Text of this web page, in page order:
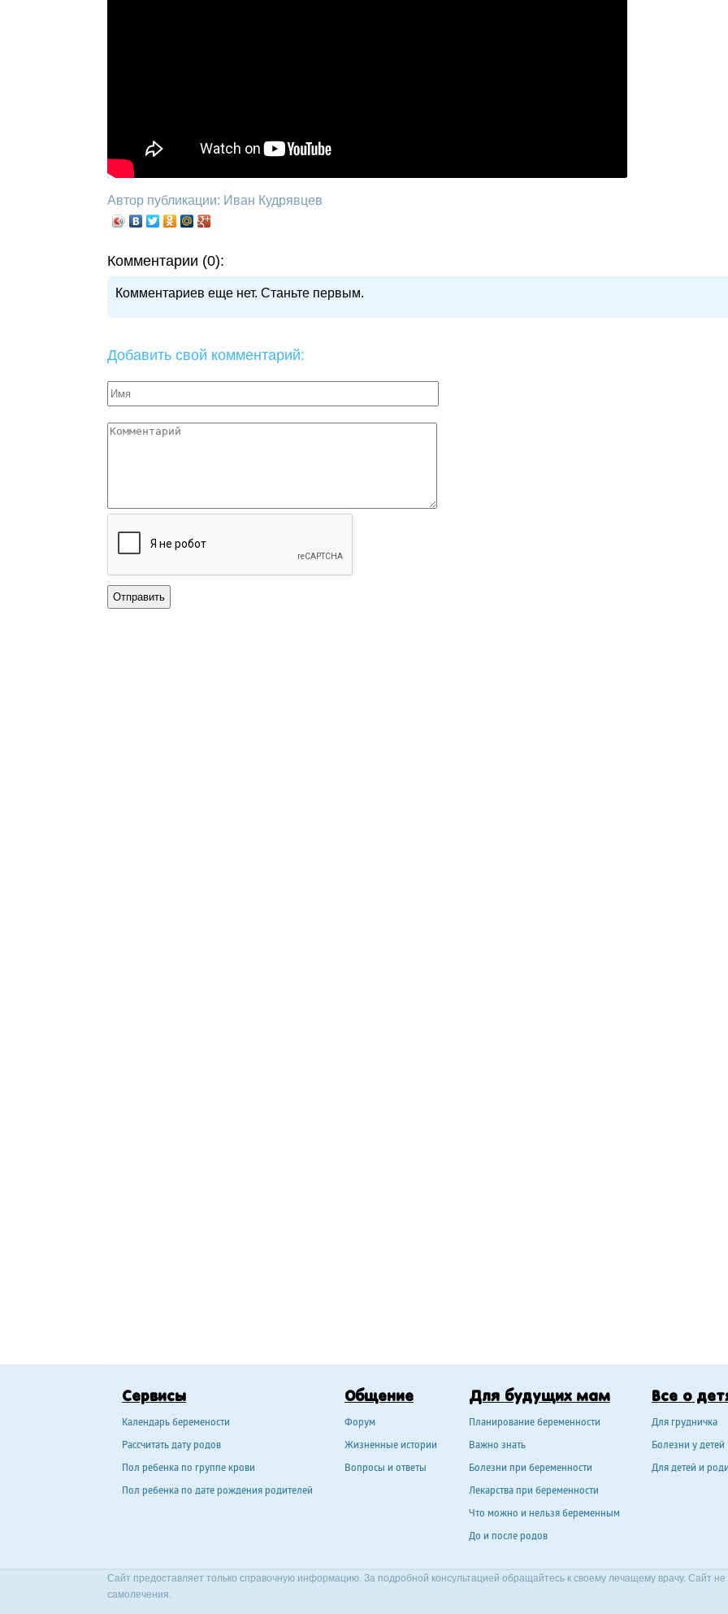
Автор публикации: Иван Кудрявцев
Комментарии (0):
Комментариев еще нет. Станьте первым.
Добавить свой комментарий:
Сервисы
Календарь беремености
Рассчитать дату родов
Пол ребенка по группе крови
Пол ребенка по дате рождения родителей
Общение
Форум
Жизненные истории
Вопросы и ответы
Для будущих мам
Планирование беременности
Важно знать
Болезни при беременности
Лекарства при беременности
Что можно и нельзя беременным
До и после родов
Все о
Для грудничка
Болезни у детей
Для детей и
Сайт предоставляет только справочную информацию. За подробной консультацией обращайтесь к своему лечащему врачу. Сайт
самолечения.